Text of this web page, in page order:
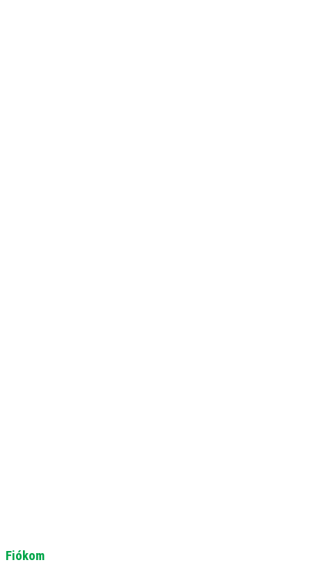
Fiókom